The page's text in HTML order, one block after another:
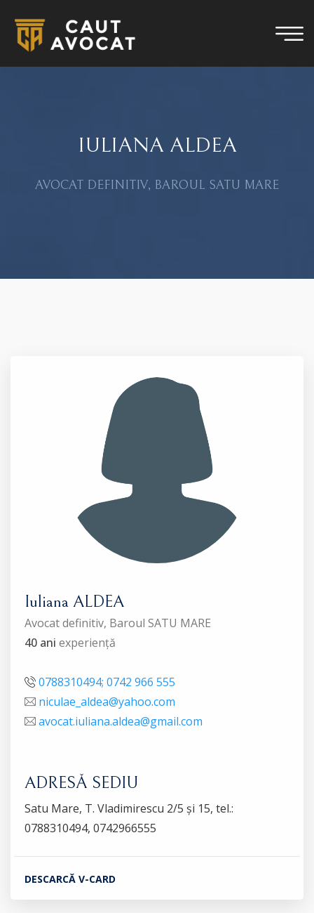
IULIANA ALDEA
AVOCAT DEFINITIV, BAROUL SATU MARE
Iuliana ALDEA
Avocat definitiv, Baroul SATU MARE
40 ani experiență
0788310494; 0742 966 555
niculae_aldea@yahoo.com
avocat.iuliana.aldea@gmail.com
ADRESĂ SEDIU
Satu Mare, T. Vladimirescu 2/5 și 15, tel.:
0788310494, 0742966555
DESCARCĂ V-CARD